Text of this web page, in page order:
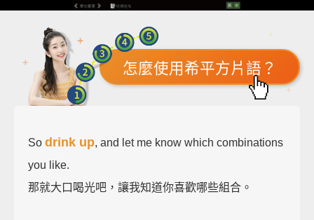
怎麼使用希平方片語？
So drink up, and let me know which combinations
you like.
那就大口喝光吧，讓我知道你喜歡哪些組合。